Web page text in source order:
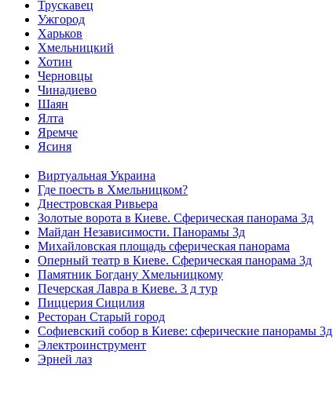
Трускавец
Ужгород
Харьков
Хмельницкий
Хотин
Черновцы
Чинадиево
Шаян
Ялта
Яремче
Ясиня
Виртуальная Украина
Где поесть в Хмельницком?
Днестровская Ривьера
Золотые ворота в Киеве. Сферическая панорама 3д
Майдан Независимости. Панорамы 3д
Михайловская площадь сферическая панорама
Оперный театр в Киеве. Сферическая панорама 3д
Памятник Богдану Хмельницкому
Печерская Лавра в Киеве. 3 д тур
Пиццерия Сицилия
Ресторан Старый город
Софиевский собор в Киеве: сферические панорамы 3д
Электроинструмент
Эрней лаз